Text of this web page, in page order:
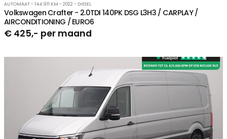
AUTOMAAT - 144.911 KM - 2022 - DIESEL
Volkswagen Crafter - 2.0TDI 140PK DSG L3H3 / CARPLAY /
AIRCONDITIONING / EURO6
€ 425,- per maand